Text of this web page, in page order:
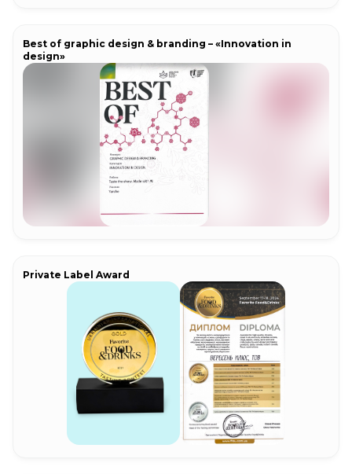
Best of graphic design & branding – «Innovation in
design»
Private Label Award